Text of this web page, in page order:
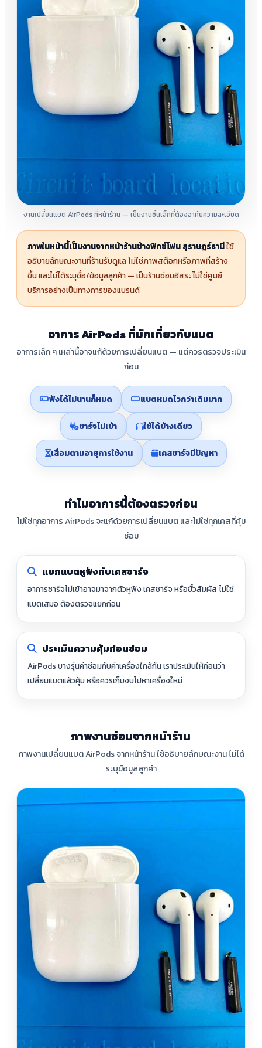
งานเปลี่ยนแบต AirPods ที่หน้าร้าน — เป็นงานชิ้นเล็กที่ต้องอาศัยความละเอียด
ภาพในหน้านี้เป็นงานจากหน้าร้านช้างฟิกซ์โฟน สุราษฎร์ธานีใช้
อธิบายลักษณะงานที่ร้านรับดูแล ไม่ใช่ภาพสต็อกหรือภาพที่สร้าง
ขึ้น และไม่ได้ระบุชื่อ/ข้อมูลลูกค้า — เป็นร้านซ่อมอิสระ ไม่ใช่ศูนย์
บริการอย่างเป็นทางการของแบรนด์
อาการ AirPods ที่มักเกี่ยวกับแบต
อาการเล็ก ๆ เหล่านี้อาจแก้ด้วยการเปลี่ยนแบต — แต่ควรตรวจประเมิน
ก่อน
ฟังได้ไม่นานก็หมด แบตหมดไวกว่าเดิมมาก
ชาร์จไม่เข้า ใช้ได้ข้างเดียว
เสื่อมตามอายุการใช้งาน เคสชาร์จมีปัญหา
ทำไมอาการนี้ต้องตรวจก่อน
ไม่ใช่ทุกอาการ AirPods จะแก้ด้วยการเปลี่ยนแบต และไม่ใช่ทุกเคสที่คุ้ม
ซ่อม
แยกแบตหูฟังกับเคสชาร์จ
อาการชาร์จไม่เข้าอาจมาจากตัวหูฟัง เคสชาร์จ หรือขั้วสัมผัส ไม่ใช่
แบตเสมอ ต้องตรวจแยกก่อน
ประเมินความคุ้มก่อนซ่อม
AirPods บางรุ่นค่าซ่อมกับค่าเครื่องใกล้กัน เราประเมินให้ก่อนว่า
เปลี่ยนแบตแล้วคุ้ม หรือควรเก็บงบไปหาเครื่องใหม่
ภาพงานซ่อมจากหน้าร้าน
ภาพงานเปลี่ยนแบต AirPods จากหน้าร้าน ใช้อธิบายลักษณะงาน ไม่ได้
ระบุข้อมูลลูกค้า